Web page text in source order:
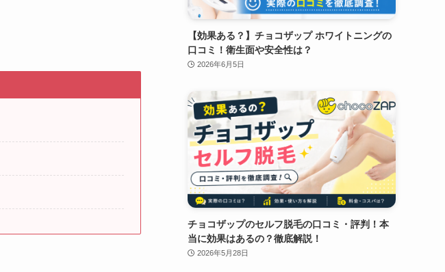
【効果ある？】チョコザップ ホワイトニングの
口コミ！衛生面や安全性は？
2026年6月5日
チョコザップのセルフ脱毛の口コミ・評判！本
当に効果はあるの？徹底解説！
2026年5月28日